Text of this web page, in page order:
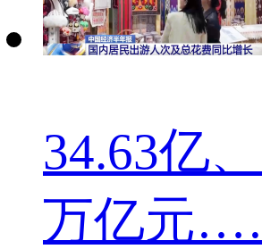
34.63亿
万亿元